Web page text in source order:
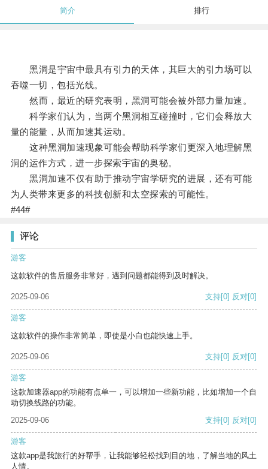
简介 排行
黑洞是宇宙中最具有引力的天体，其巨大的引力场可以
吞噬一切，包括光线。
然而，最近的研究表明，黑洞可能会被外部力量加速。
科学家们认为，当两个黑洞相互碰撞时，它们会释放大
量的能量，从而加速其运动。
这种黑洞加速现象可能会帮助科学家们更深入地理解黑
洞的运作方式，进一步探索宇宙的奥秘。
黑洞加速不仅有助于推动宇宙学研究的进展，还有可能
为人类带来更多的科技创新和太空探索的可能性。
#44#
评论
游客
这款软件的售后服务非常好，遇到问题都能得到及时解决。
2025-09-06 支持[0] 反对[0]
游客
这款软件的操作非常简单，即使是小白也能快速上手。
2025-09-06 支持[0] 反对[0]
游客
这款加速器app的功能有点单一，可以增加一些新功能，比如增加一个自
动切换线路的功能。
2025-09-06
支持[0] 反对[0]
游客
这款app是我旅行的好帮手，让我能够轻松找到目的地，了解当地的风土
人情。